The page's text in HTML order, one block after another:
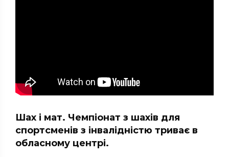
Шах і мат. Чемпіонат з шахів для
спортсменів з інвалідністю триває в
обласному центрі.